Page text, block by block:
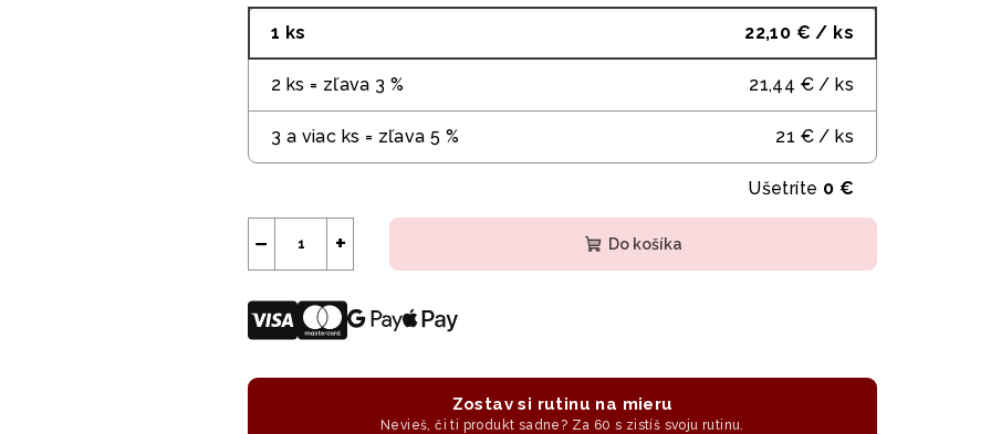
1 ks 22,10 € / ks
2 ks = zľava 3 % 21,44 € / ks
3 a viac ks = zľava 5 % 21 € / ks
Ušetríte 0 €
+
− Do košíka
Zostav si rutinu na mieru
Nevieš, či ti produkt sadne? Za 60 s zistíš svoju rutinu.